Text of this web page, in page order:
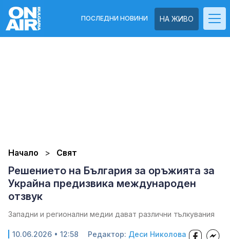
НА ЖИВО
ПОСЛЕДНИ НОВИНИ
Начало Свят
Решението на България за оръжията за
Украйна предизвика международен
отзвук
Западни и регионални медии дават различни тълкувания
10.06.2026 • 12:58 Редактор: Деси Николова